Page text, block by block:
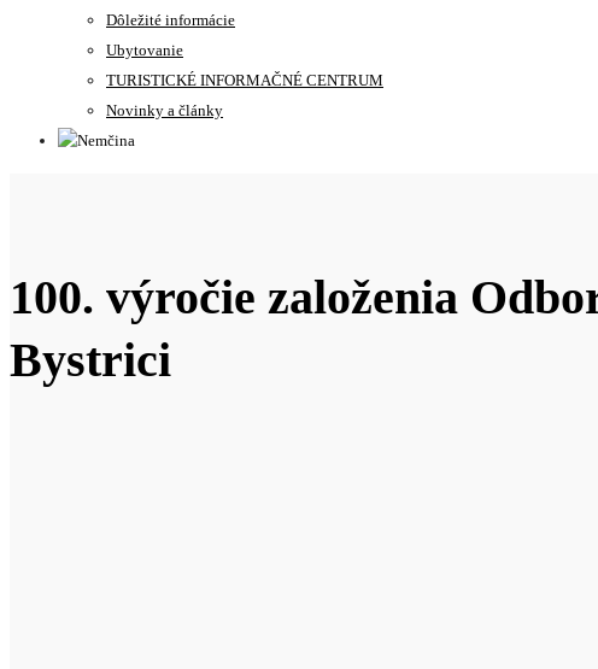
Dôležité informácie
Ubytovanie
TURISTICKÉ INFORMAČNÉ CENTRUM
Novinky a články
100. výročie založenia
Bystrici